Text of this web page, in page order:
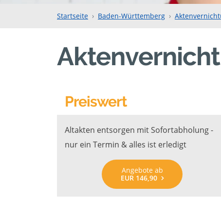
Startseite Baden-Württemberg
Preiswert
Altakten entsorgen mit Sofortabholung -
nur ein Termin & alles ist erledigt
Angebote ab
EUR 146,90